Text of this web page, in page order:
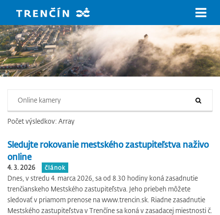
Počet výsledkov: Array
Sledujte rokovanie mestského zastupiteľstva naživo
online
4. 3. 2026 článok
Dnes, v stredu 4. marca 2026, sa od 8.30 hodiny koná zasadnutie
trenčianskeho Mestského zastupiteľstva. Jeho priebeh môžete
sledovať v priamom prenose na www.trencin.sk. Riadne zasadnutie
Mestského zastupiteľstva v Trenčíne sa koná v zasadacej miestnosti č.